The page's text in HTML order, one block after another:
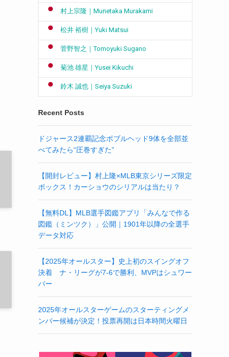
村上宗隆｜Munetaka Murakami
松井 裕樹｜Yuki Matsui
菅野智之｜Tomoyuki Sugano
菊池 雄星｜Yusei Kikuchi
鈴木 誠也｜Seiya Suzuki
Recent Posts
ドジャース2連覇記念ボブルヘッド9体を全部並
べてみたら“圧巻すぎた”
【開封レビュー】村上隆×MLB東京シリーズ限定
ボックス！カーショウのシリアルは当たり？
【無料DL】MLB選手図鑑アプリ「みんなで作る
図鑑（ミンツク）」公開｜1901年以降の全選手
データ対応
【2025年オールスター】史上初のスイングオフ
決着 ナ・リーグが7-6で勝利、MVPはシュワー
バー
2025年オールスターゲームのスターティングメ
ンバー候補が決定！投票再開は日本時間火曜日